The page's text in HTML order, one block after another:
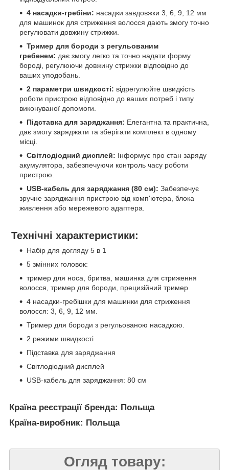
4 насадки-гребіни: насадки завдовжки 3, 6, 9, 12 мм
для машинок для стриження волосся дають змогу точно
регулювати довжину стрижки.
Тример для бороди з регульованим
гребенем: дає змогу легко та точно надати форму
бороді, регулюючи довжину стрижки відповідно до
ваших уподобань.
2 параметри швидкості: відрегулюйте швидкість
роботи пристрою відповідно до ваших потреб і типу
виконуваної допомоги.
Підставка для заряджання: Елегантна та практична,
дає змогу заряджати та зберігати комплект в одному
місці.
Світлодіодний дисплей: Інформує про стан заряду
акумулятора, забезпечуючи контроль часу роботи
пристрою.
USB-кабель для заряджання (80 см): Забезпечує
зручне заряджання пристрою від комп'ютера, блока
живлення або мережевого адаптера.
Технічні характеристики:
Набір для догляду 5 в 1
5 змінних головок:
тример для носа, бритва, машинка для стриження
волосся, тример для бороди, прецизійний тример
4 насадки-гребішки для машинки для стриження
волосся: 3, 6, 9, 12 мм.
Тример для бороди з регульованою насадкою.
2 режими швидкості
Підставка для заряджання
Світлодіодний дисплей
USB-кабель для заряджання: 80 см
Країна реєстрації бренда: Польща
Країна-виробник: Польща
Огляд товару: